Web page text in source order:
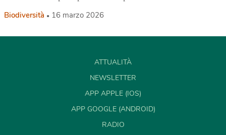
Biodiversità 16 marzo 2026
ATTUALITÀ
NEWSLETTER
APP APPLE (IOS)
APP GOOGLE (ANDROID)
RADIO